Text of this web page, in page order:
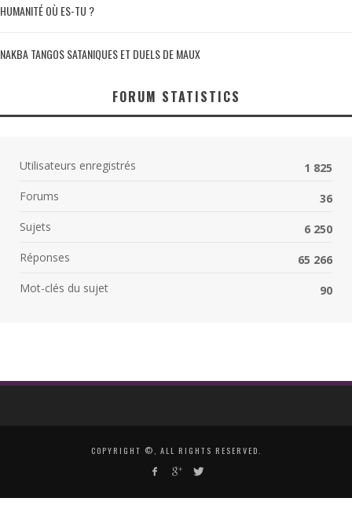
HUMANITÉ OÙ ES-TU ?
NAKBA TANGOS SATANIQUES ET DUELS DE MAUX
FORUM STATISTICS
Utilisateurs enregistrés
1 825
Forums
36
Sujets
6 250
Réponses
65 266
Mot-clés du sujet
90
COPYRIGHT ©, ALL RIGHTS RESERVED.